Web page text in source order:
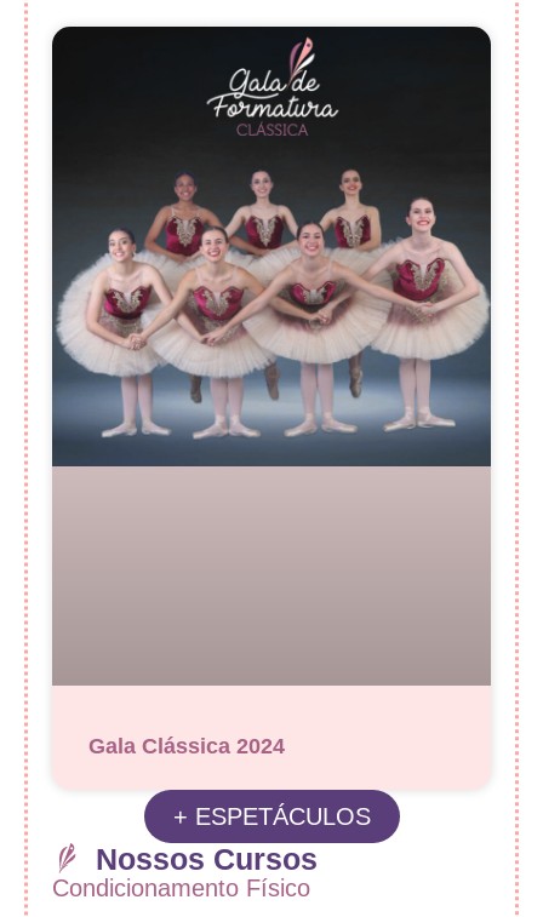
Gala Clássica 2024
+ ESPETÁCULOS
Nossos Cursos
Condicionamento Físico